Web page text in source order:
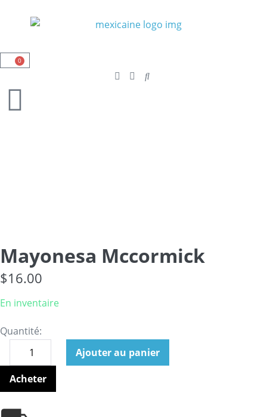
0
Mayonesa Mccormick
$16.00
En inventaire
Quantité:
Ajouter au panier
Acheter